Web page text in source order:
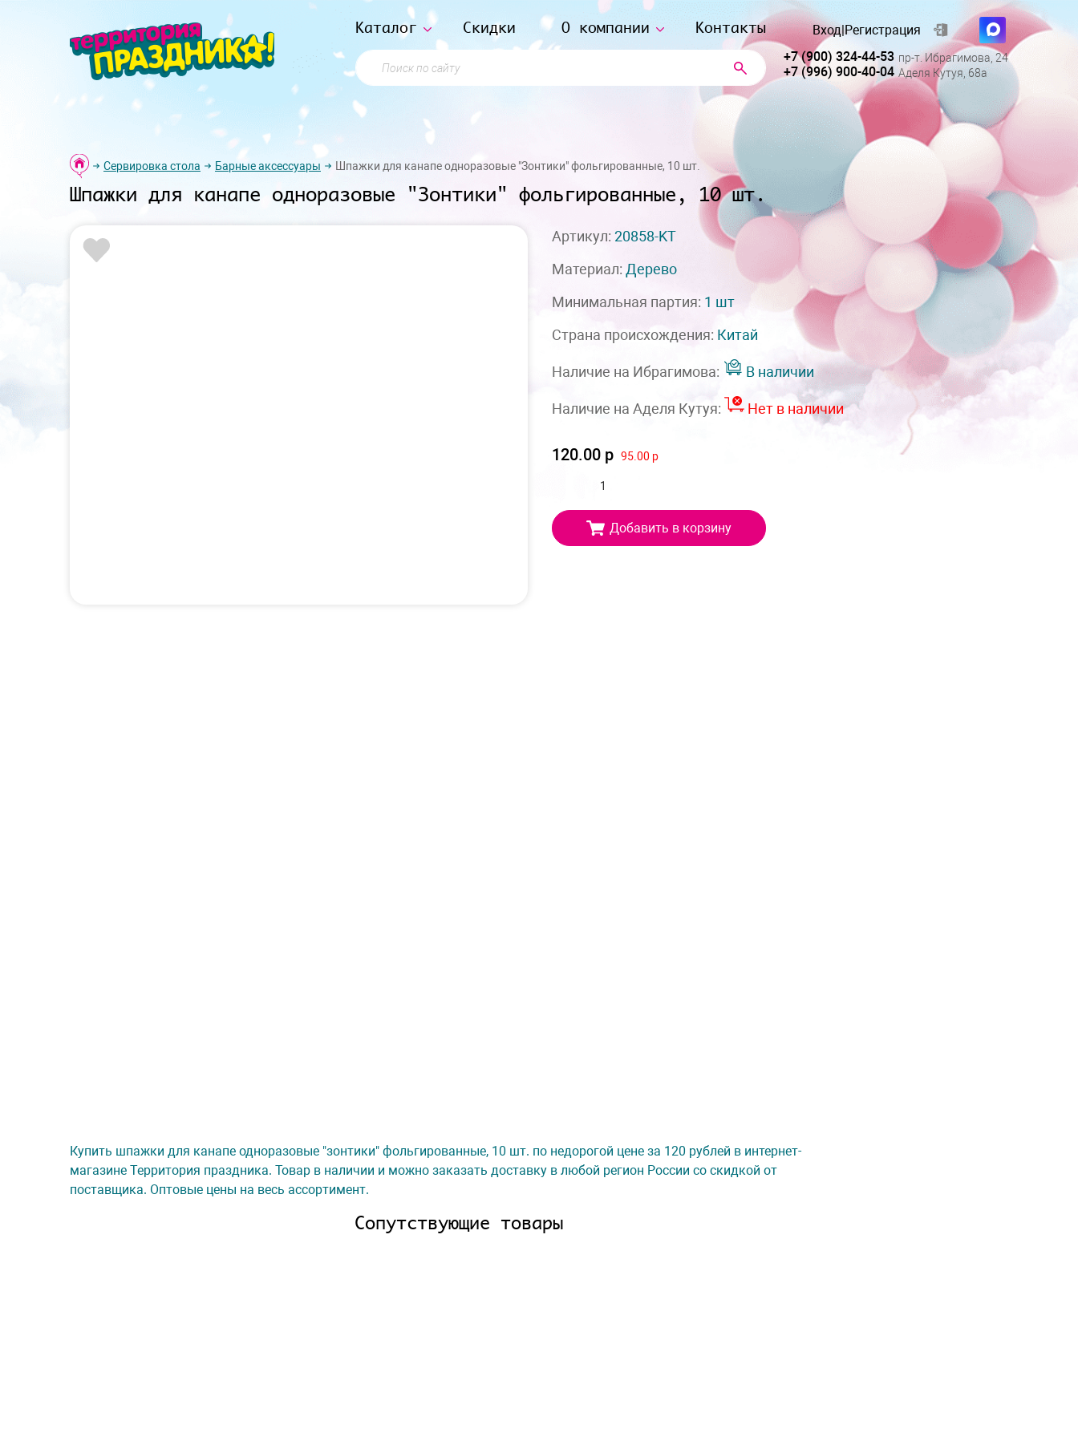
Каталог Скидки О компании Контакты
Поиск по сайту
Вход|Регистрация
+7 (900) 324-44-53 пр-т. Ибрагимова, 24
+7 (996) 900-40-04 Аделя Кутуя, 68а
Сервировка стола Барные аксессуары Шпажки для канапе одноразовые "Зонтики" фольгированные, 10 шт.
Шпажки для канапе одноразовые "Зонтики" фольгированные, 10 шт.
Артикул: 20858-KT
Материал: Дерево
Минимальная партия: 1 шт
Страна происхождения: Китай
Наличие на Ибрагимова: В наличии
Наличие на Аделя Кутуя: Нет в наличии
120.00 р 95.00 р
Добавить в корзину
Купить шпажки для канапе одноразовые "зонтики" фольгированные, 10 шт. по недорогой цене за 120 рублей в интернет-
магазине Территория праздника. Товар в наличии и можно заказать доставку в любой регион России со скидкой от
поставщика. Оптовые цены на весь ассортимент.
Сопутствующие товары